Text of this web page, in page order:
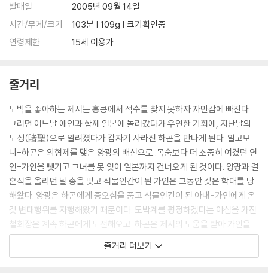
1) 불량으로 인한 교환/반품 요청 시에는 불량 확인을 위해 개봉 시의 동영
상을 요청할 수 있으며, 동영상이 없는 경우 교환/반품이 제한될 수 있습니
다.
관련 사진과 동영상 및 재생 기기 모델명을 첨부하여 첨부하여 고객센터에
2) 사양 오인지, 오 구매, 변심 사유로의 반품은 제품 개봉 전에만 운임비
부담 후 처리 가능합니다.
3) 스틸북 한정판, 초회 한정판의 경우 제작 수량이 한정되어 있고, 택배
이동 과정에서의 손상이 발생하면, 재 판매가 어려우므로 신중한 구매 선
택을 부탁드립니다.
4) 한정판 상품의 변심, 오구매로 인한 반품은 회송된 상품의 상태 확인 후
진행이 가능합니다. 택배 이동 중 파손이 발생하지 않도록 완충 포장을 부
탁드립니다.
발매일
2005년 09월 14일
시간/무게/크기
103분 | 109g | 크기확인중
연령제한
15세 이용가
줄거리
도박을 좋아하는 제시는 홍콩에서 적수를 찾지 못하자 자만감에 빠진다.
그러던 어느날 애인과 함께 일본에 놀러갔다가 우연한 기회에, 지난날의
도성(賭聖)으로 알려졌다가 갑자기 사라진 하곤을 만나게 된다. 알고보
니-하곤은 의형제를 맺은 양광의 배신으로..목숨보다 더 소중히 여겼던 연
인-가인을 뺏기고 그녀를 못 잊어 일본까지 건너오게 된 것이다. 양광과 결
혼식을 올리던 날 총을 맞고 식물인간이 된 가인은 그동안 갖은 학대를 당
해왔다. 양광은 하곤에게 증오심을 품고 식물인간이 된 아내-가인에게 온
갖 변태행위를 자행해왔기 때문이다. 도박계를 평정하겠다는 야심을 가진
철회장은 계속 하곤에게 도전해오고..하곤은 제시의 도움을 받아 가인을
구해내 홍콩으로 돌아가는데.. 그것이 양광의 계산된 함정일 줄이야..과연
줄거리 더보기